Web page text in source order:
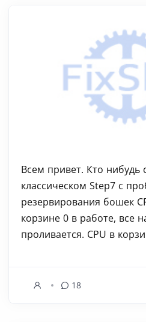
Всем привет. Кто нибудь
классическом Step7 с
резервирования бошек
корзине 0 в работе, все
проливается. CPU в
18